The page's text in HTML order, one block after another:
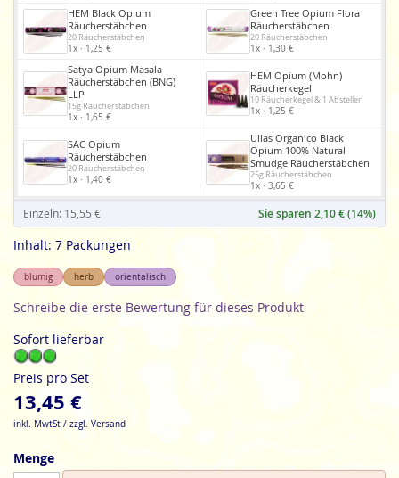
HEM Black Opium
Räucherstäbchen
20 Räucherstäbchen
1x · 1,25 €
Green Tree Opium Flora
Räucherstäbchen
20 Räucherstäbchen
1x · 1,30 €
Satya Opium Masala
Räucherstäbchen (BNG)
LLP
15g Räucherstäbchen
1x · 1,65 €
HEM Opium (Mohn)
Räucherkegel
10 Räucherkegel & 1 Absteller
1x · 1,25 €
SAC Opium
Räucherstäbchen
20 Räucherstäbchen
1x · 1,40 €
Ullas Organico Black
Opium 100% Natural
Smudge Räucherstäbchen
25g Räucherstäbchen
1x · 3,65 €
Einzeln: 15,55 € Sie sparen 2,10 € (14%)
Inhalt: 7 Packungen
blumig herb orientalisch
Schreibe die erste Bewertung für dieses Produkt
Sofort lieferbar
Preis pro Set
13,45 €
inkl. MwtSt / zzgl. Versand
Menge